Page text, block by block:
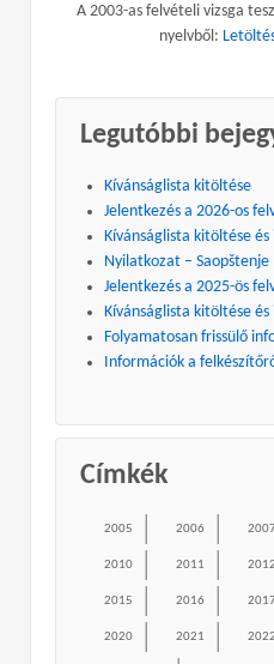
A 2003-as felvételi vizsga
nyelvből:
Legutóbbi
Kívánságlista kitöltése
Jelentkezés a 2026-os
Kívánságlista kitöltése
Nyilatkozat – Saopštenje
Jelentkezés a 2025-ös
Kívánságlista kitöltése
Folyamatosan frissülő
Információk a
Címkék
2005 2006
2010 2011 2012
2015 2016
2020 2021 2022